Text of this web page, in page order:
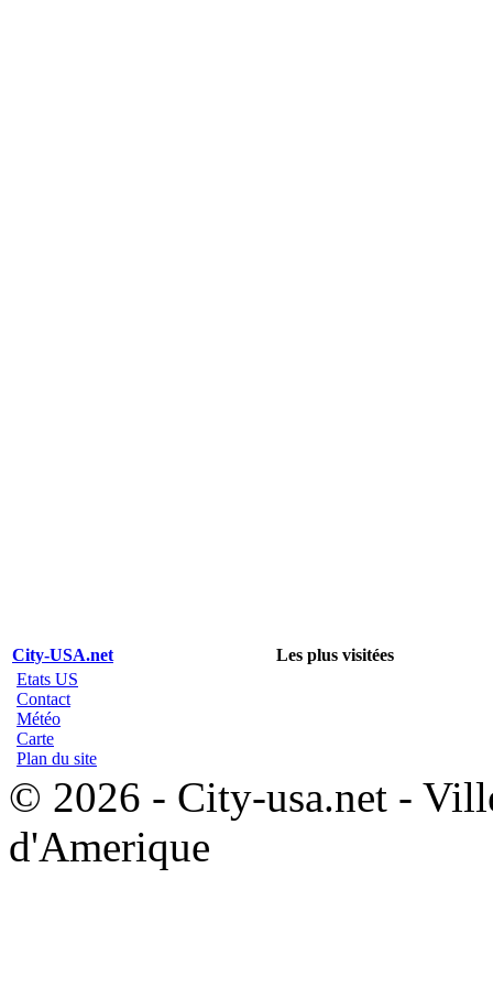
City-USA.net
Les plus visitées
Etats US
Contact
Météo
Carte
Plan du site
© 2026 - City-usa.net -
d'Amerique